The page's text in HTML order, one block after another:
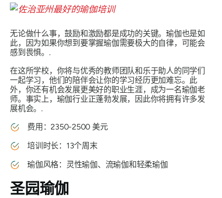
无论做什么事，鼓励和激励都是成功的关键。瑜伽也是如
此，因为如果你想到要掌握瑜伽需要极大的自律，可能会
感到畏惧。.
在这所学校，你将与优秀的教师团队和乐于助人的同学们
一起学习，他们的陪伴会让你的学习经历更加难忘。此
外，你还有机会发展更美好的职业生涯，成为一名瑜伽老
师。事实上，瑜伽行业正蓬勃发展，因此你将拥有许多发
展机会。.
费用：2350-2500 美元
培训时长：13个周末
瑜伽风格：灵性瑜伽、流瑜伽和轻柔瑜伽
圣园瑜伽